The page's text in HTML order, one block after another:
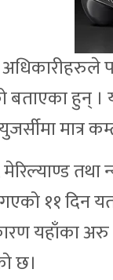
बताएका हुन्
मात्र
११ दिन
यहाँका अरु
छ।